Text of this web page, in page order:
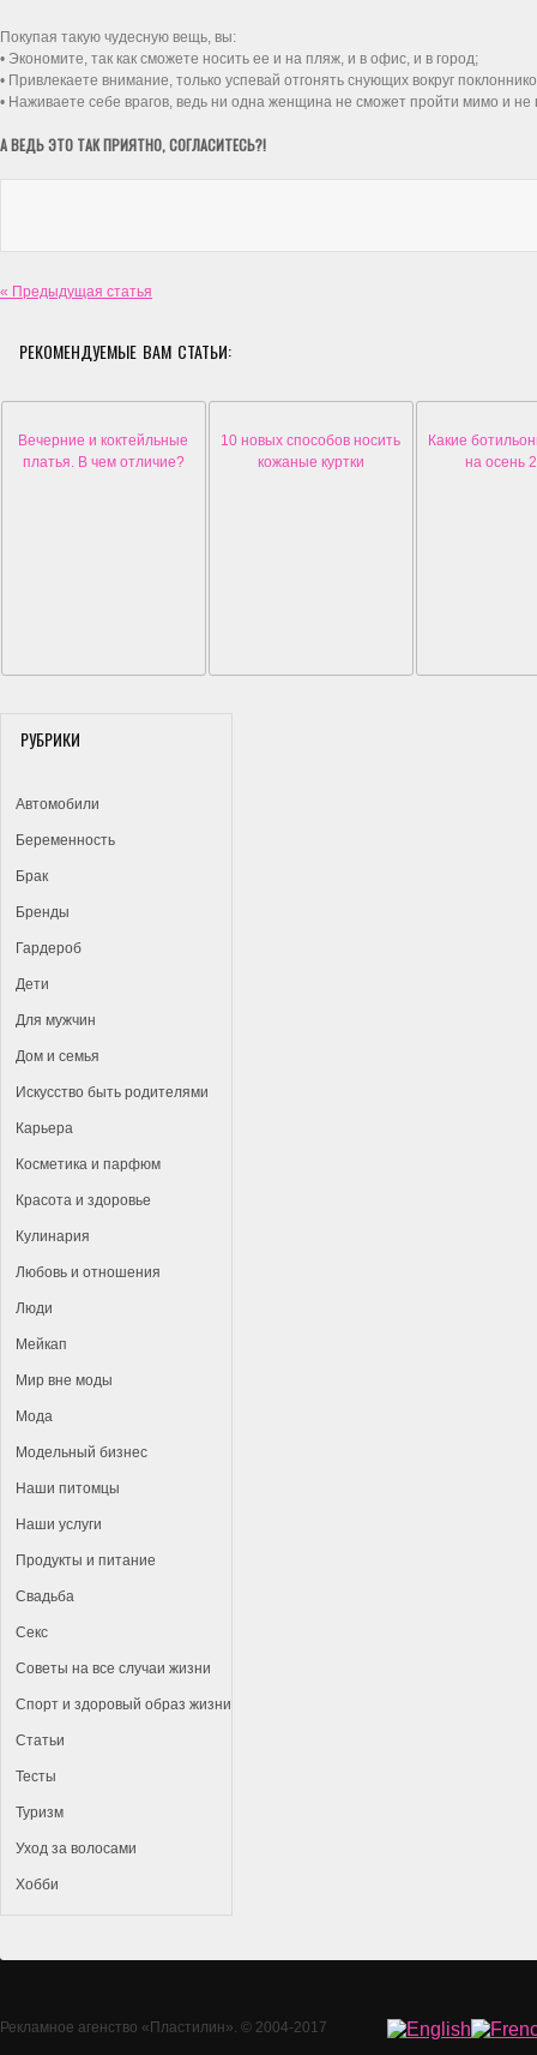
Покупая такую чудесную вещь, вы:
• Экономите, так как сможете носить ее и на пляж, и в офис, и в город;
• Привлекаете внимание, только успевай отгонять снующих вокруг
• Наживаете себе врагов, ведь ни одна женщина не сможет пройти мимо и
А ВЕДЬ ЭТО ТАК ПРИЯТНО, СОГЛАСИТЕСЬ?!
« Предыдущая статья
РЕКОМЕНДУЕМЫЕ ВАМ СТАТЬИ:
Вечерние и коктейльные
платья. В чем отличие?
10 новых способов носить
кожаные куртки
Какие
на осень
РУБРИКИ
Автомобили
Беременность
Брак
Бренды
Гардероб
Дети
Для мужчин
Дом и семья
Искусство быть родителями
Карьера
Косметика и парфюм
Красота и здоровье
Кулинария
Любовь и отношения
Люди
Мейкап
Мир вне моды
Мода
Модельный бизнес
Наши питомцы
Наши услуги
Продукты и питание
Свадьба
Секс
Советы на все случаи жизни
Спорт и здоровый образ жизни
Статьи
Тесты
Туризм
Уход за волосами
Хобби
Рекламное агенство «Пластилин». © 2004-2017